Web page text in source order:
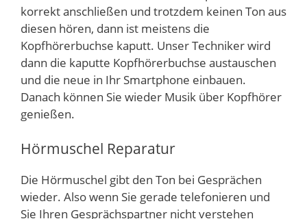
korrekt anschließen und trotzdem keinen Ton aus
diesen hören, dann ist meistens die
Kopfhörerbuchse kaputt. Unser Techniker wird
dann die kaputte Kopfhörerbuchse austauschen
und die neue in Ihr Smartphone einbauen.
Danach können Sie wieder Musik über Kopfhörer
genießen.
Hörmuschel Reparatur
Die Hörmuschel gibt den Ton bei Gesprächen
wieder. Also wenn Sie gerade telefonieren und
Sie Ihren Gesprächspartner nicht verstehen